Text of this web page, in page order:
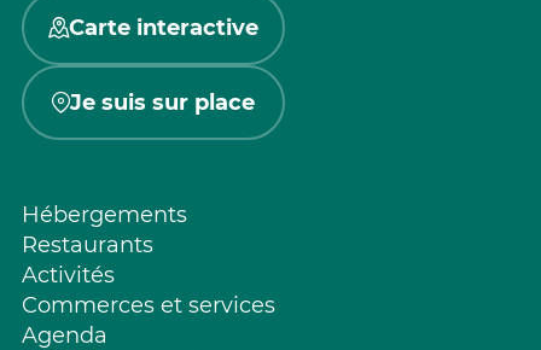
Carte interactive
Je suis sur place
Hébergements
Restaurants
Activités
Commerces et services
Agenda